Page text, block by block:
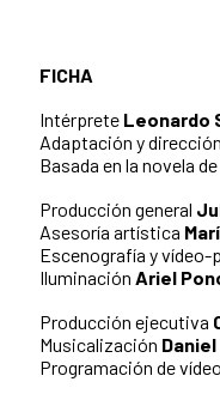
FICHA
Intérprete Leonardo
Adaptación y dirección
Basada en la novela de
Producción general
Asesoría artística
Escenografía y vídeo-
Iluminación Ariel
Producción ejecutiva
Musicalización
Programación de vídeo